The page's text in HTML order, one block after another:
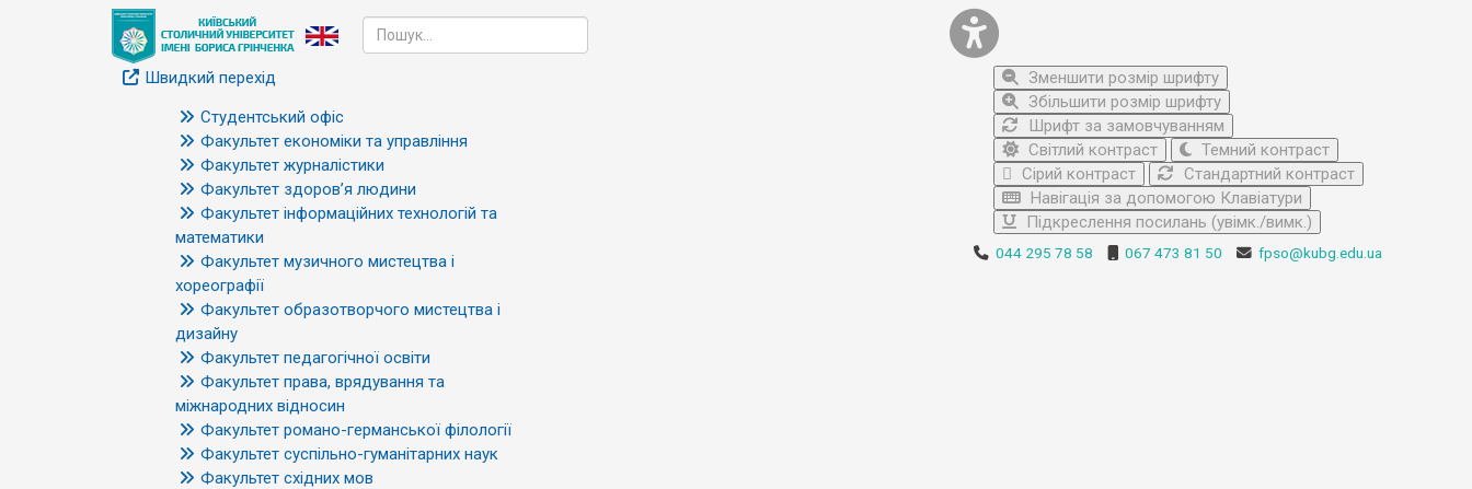
Швидкий перехід
Студентський офіс
Факультет економіки та управління
Факультет журналістики
Факультет здоров’я людини
Факультет інформаційних технологій та
математики
Факультет музичного мистецтва і
хореографії
Факультет образотворчого мистецтва і
дизайну
Факультет педагогічної освіти
Факультет права, врядування та
міжнародних відносин
Факультет романо-германської філології
Факультет суспільно-гуманітарних наук
Факультет східних мов
Зменшити розмір шрифту
Збільшити розмір шрифту
Шрифт за замовчуванням
Світлий контраст
Темний контраст
Сірий контраст
Стандартний контраст
Навігація за допомогою Клавіатури
Підкреслення посилань (увімк./вимк.)
044 295 78 58 067 473 81 50 fpso@kubg.edu.ua